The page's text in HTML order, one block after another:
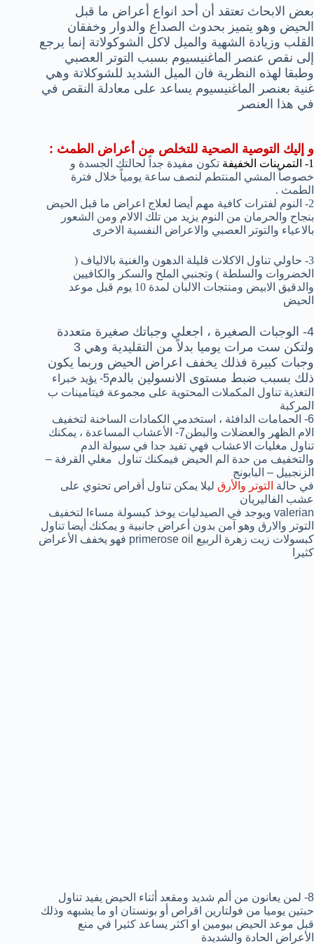
بعض الابحاث تعتقد أن أحد انواع أعراض ما قبل
الحيض وهو يتميز بحدوث الصداع والدوار وخفقان
القلب وزيادة الشهية والميل لاكل الشوكولاتة إنما يرجع
إلى نقص عنصر الماغنيسيوم بسبب التوتر العصبي
وطبقا لهذه النظرية فان الميل الشديد للشوكلاتة وهي
غنية بعنصر الماغنيسيوم يساعد على معادلة النقص في
في هذا العنصر
و إليك التوصية الصحية للتخلص من أعراض الطمث :
1- التمرينات الخفيفة
تكون مفيدة جداً لحالتك الجسدة و
خصوصاً المشي المنتطم لنصف ساعة يومياً خلال فترة
الطمث .
2- النوم لفترات كافية مهم أيضا لعلاج اعراض ما قبل الحيض
بنجاح والحرمان من النوم يزيد من تلك الالام ومن الشعور
بالاعياء والتوتر العصبي والاعراض النفسية الاخرى
3- حاولي تناول الاكلات قليلة الدهون والغنية بالالياف (
الخضروات والسلطة ) وتجنبي الملح والسكر والكافيين
والدقيق الابيض ومنتجات الالبان لمدة 10 يوم قبل موعد
الحيض
4- الوجبات الصغيرة ، اجعلي وجباتك صغيرة متعددة
ولتكن ست مرات يوميا بدلاً من التقليدية وهي 3
وجبات كبيرة فذلك يخفف اعراض الحيض وربما يكون
ذلك بسبب ضبط مستوى الانسولين بالدم 5- يؤيد خبراء
التغذية تناول المكملات المحتوية على مجموعة فيتامينات ب
المركبة
6- الحمامات الدافئة ، استخدمي الكمادات الساخنة لتخفيف
الام الظهر والعضلات والبطن7- الأعشاب المساعدة ، يمكنك
تناول مغليات الاعشاب فهي تفيد جدا في سيولة الدم
والتخفيف من حدة الم الحيض فيمكنك تناول مغلي القرفة –
الزنجبيل – البابونج
في حالة التوتر والأرق ليلا يمكن تناول أقراص تحتوي على
عشب الفاليريان
valerian ويوجد في الصيدليات يوخذ كبسولة مساءا لتخفيف
التوتر والارق وهو آمن بدون أعراض جانبية و يمكنك أيضا تناول
كبسولات زيت زهرة الربيع primerose oil فهو يخفف الأعراض
كثيرا
8- لمن يعانون من ألم شديد ومقعد أثناء الحيض يفيد تناول
حبتين يوميا من فولتارين اقراص أو بونستان او ما يشبهه وذلك
قبل موعد الحيض بيومين او اكثر يساعد كثيرا في منع
الأعراض الحادة والشديدة